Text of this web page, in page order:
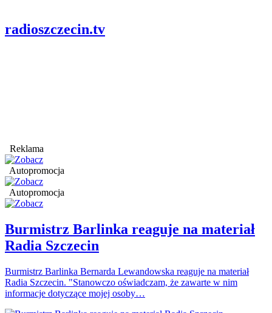
radioszczecin.tv
Reklama
Autopromocja
Autopromocja
Burmistrz Barlinka reaguje na materiał
Radia Szczecin
Burmistrz Barlinka Bernarda Lewandowska reaguje na materiał
Radia Szczecin. "Stanowczo oświadczam, że zawarte w nim
informacje dotyczące mojej osoby…